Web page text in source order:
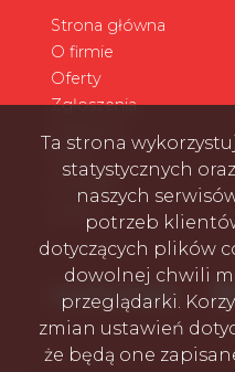
Strona główna
O firmie
Oferty
Zgłoszenia
Kontakt
social media
Ta strona
statystycznych
naszych
potrzeb
dotyczących plików
dowolnej chwili
przeglądarki.
zmian ustawień
że będą one